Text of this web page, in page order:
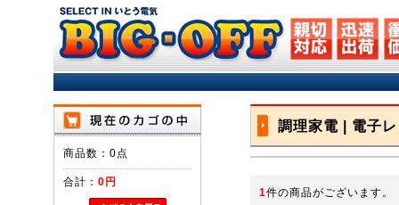
商品数：0点
合計： 0円
調理家電 | 電子
1件の商品がございます。